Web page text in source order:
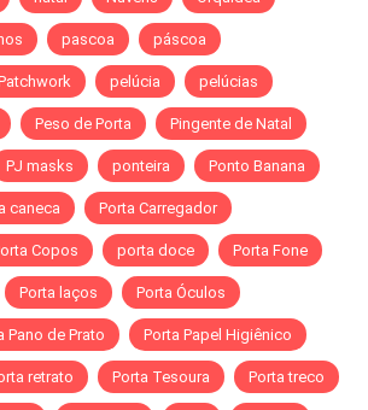
pascoa páscoa
pelúcia pelúcias
Peso de Porta Pingente de Natal
PJ masks ponteira Ponto Banana
caneca Porta Carregador
Copos porta doce Porta Fone
Porta laços Porta Óculos
Pano de Prato Porta Papel Higiênico
retrato Porta Tesoura Porta treco